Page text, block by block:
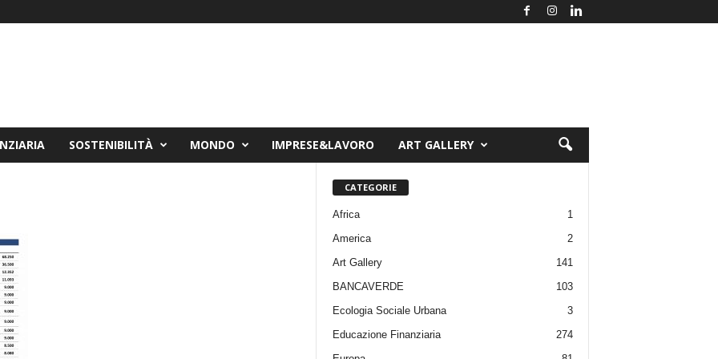
SOSTENIBILITÀ MONDO IMPRESE&LAVORO ART GALLERY
CATEGORIE
Africa
1
America
2
Art Gallery
141
BANCAVERDE
103
Ecologia Sociale Urbana
3
Educazione Finanziaria
274